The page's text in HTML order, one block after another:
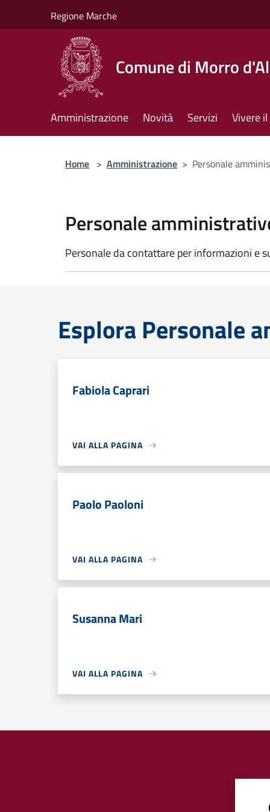
Regione Marche
Comune di Morro
Amministrazione Novità Servizi Vivere
Home > Amministrazione > Personale
Personale
Personale da contattare per informazioni e
Esplora Personale
Fabiola Caprari
VAI ALLA PAGINA
Paolo Paoloni
VAI ALLA PAGINA
Susanna Mari
VAI ALLA PAGINA